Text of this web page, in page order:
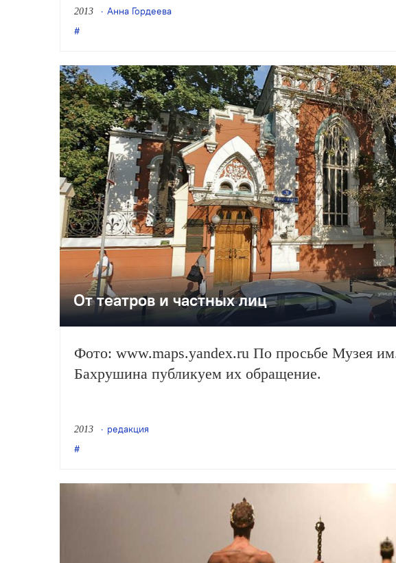
2013 Анна Гордеева
От театров и частных лиц
Фото: www.maps.yandex.ru По просьбе Музея
Бахрушина публикуем их обращение.
2013 редакция